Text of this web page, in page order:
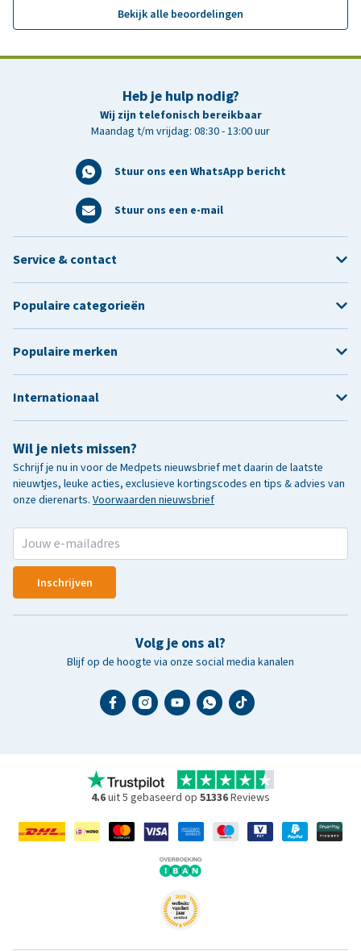
Bekijk alle beoordelingen
Heb je hulp nodig?
Wij zijn telefonisch bereikbaar
Maandag t/m vrijdag: 08:30 - 13:00 uur
Stuur ons een WhatsApp bericht
Stuur ons een e-mail
Wil je niets missen?
Schrijf je nu in voor de Medpets nieuwsbrief met daarin de laatste
nieuwtjes, leuke acties, exclusieve kortingscodes en tips & advies van
onze dierenarts. Voorwaarden nieuwsbrief
Inschrijven
Volg je ons al?
Blijf op de hoogte via onze social media kanalen
Service & contact
Populaire categorieën
Populaire merken
Internationaal
4.6uit 5 gebaseerd op 51336Reviews